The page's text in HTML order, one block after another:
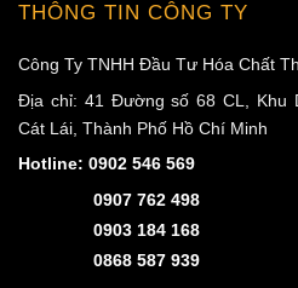
THÔNG TIN CÔNG TY
Công Ty TNHH Đầu Tư Hóa Chất
Địa chỉ: 41 Đường số 68 CL, Khu
Cát Lái, Thành Phố Hồ Chí Minh
Hotline: 0902 546 569
0907 762 498
0903 184 168
0868 587 939